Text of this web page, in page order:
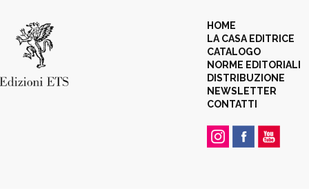
HOME
LA CASA EDITRICE
CATALOGO
NORME EDITORIALI
DISTRIBUZIONE
NEWSLETTER
CONTATTI